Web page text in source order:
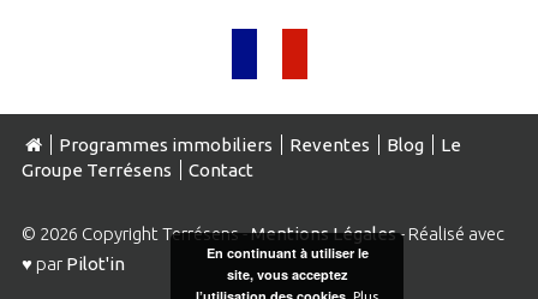
Programmes immobiliers Reventes Blog
Le
Groupe Terrésens
Contact
© 2026 Copyright Terrésens -Mentions Légales- Réalisé avec
♥ par Pilot'in
En continuant à utiliser le
site, vous acceptez